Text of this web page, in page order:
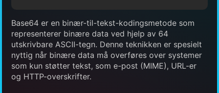
Base64 er en binær-til-tekst-kodingsmetode som
representerer binære data ved hjelp av 64
utskrivbare ASCII-tegn. Denne teknikken er spesielt
nyttig når binære data må overføres over systemer
som kun støtter tekst, som e-post (MIME), URL-er
og HTTP-overskrifter.